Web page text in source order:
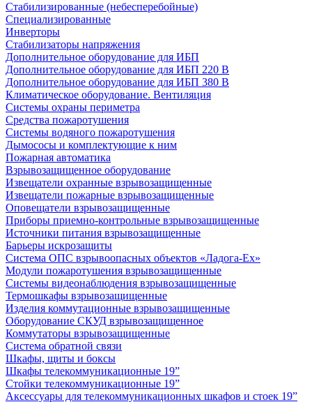
Стабилизированные (небесперебойные)
Специализированные
Инверторы
Стабилизаторы напряжения
Дополнительное оборудование для ИБП
Дополнительное оборудование для ИБП 220 В
Дополнительное оборудование для ИБП 380 В
Климатическое оборудование. Вентиляция
Системы охраны периметра
Средства пожаротушения
Системы водяного пожаротушения
Дымососы и комплектующие к ним
Пожарная автоматика
Взрывозащищенное оборудование
Извещатели охранные взрывозащищенные
Извещатели пожарные взрывозащищенные
Оповещатели взрывозащищенные
Приборы приемно-контрольные взрывозащищенные
Источники питания взрывозащищенные
Барьеры искрозащиты
Система ОПС взрывоопасных объектов «Ладога-Ex»
Модули пожаротушения взрывозащищенные
Системы видеонаблюдения взрывозащищенные
Термошкафы взрывозащищенные
Изделия коммутационные взрывозащищенные
Оборудование СКУД взрывозащищенное
Коммутаторы взрывозащищенные
Система обратной связи
Шкафы, щиты и боксы
Шкафы телекоммуникационные 19”
Стойки телекоммуникационные 19”
Аксессуары для телекоммуникационных шкафов и стоек 19”